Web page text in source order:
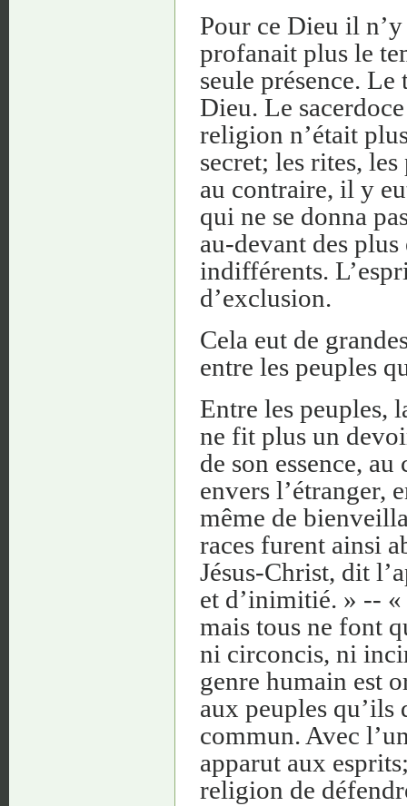
Pour ce Dieu il n’y
profanait plus le
seule présence.
Dieu. Le
religion n’était
secret; les rites,
au contraire, il y
qui ne se donna
au-devant des
indifférents.
d’exclusion.
Cela eut de
entre les peuples
Entre les peuples,
ne fit plus un
de son essence,
envers l’étranger,
même de
races furent ainsi
Jésus-Christ, dit
et d’inimitié. » --
mais tous ne font
ni circoncis, ni
genre humain est
aux peuples qu’ils
commun. Avec
apparut aux
religion de